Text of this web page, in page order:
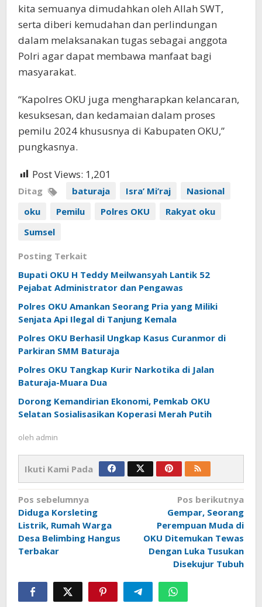
kita semuanya dimudahkan oleh Allah SWT,
serta diberi kemudahan dan perlindungan
dalam melaksanakan tugas sebagai anggota
Polri agar dapat membawa manfaat bagi
masyarakat.
“Kapolres OKU juga mengharapkan kelancaran,
kesuksesan, dan kedamaian dalam proses
pemilu 2024 khususnya di Kabupaten OKU,”
pungkasnya.
Post Views: 1,201
Ditag baturaja Isra’ Mi’raj
Nasional
oku
Pemilu Polres OKU
Rakyat oku
Sumsel
Posting Terkait
Bupati OKU H Teddy Meilwansyah Lantik 52
Pejabat Administrator dan Pengawas
Polres OKU Amankan Seorang Pria yang Miliki
Senjata Api Ilegal di Tanjung Kemala
Polres OKU Berhasil Ungkap Kasus Curanmor di
Parkiran SMM Baturaja
Polres OKU Tangkap Kurir Narkotika di Jalan
Baturaja-Muara Dua
Dorong Kemandirian Ekonomi, Pemkab OKU
Selatan Sosialisasikan Koperasi Merah Putih
oleh admin
Ikuti Kami Pada
Navigasi
pos
Pos sebelumnya
Diduga Korsleting
Listrik, Rumah Warga
Desa Belimbing Hangus
Terbakar
Pos berikutnya
Gempar, Seorang
Perempuan Muda di
OKU Ditemukan Tewas
Dengan Luka Tusukan
Disekujur Tubuh